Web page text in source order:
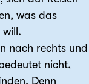
was das
will.
nach rechts und
nicht,
Denn